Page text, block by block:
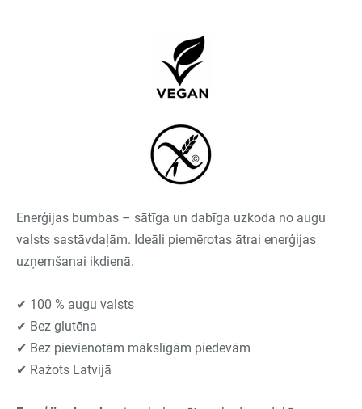
Enerģijas bumbas – sātīga un dabīga uzkoda no augu
valsts sastāvdaļām. Ideāli piemērotas ātrai enerģijas
uzņemšanai ikdienā.
✔ 100 % augu valsts
✔ Bez glutēna
✔ Bez pievienotām mākslīgām piedevām
✔ Ražots Latvijā